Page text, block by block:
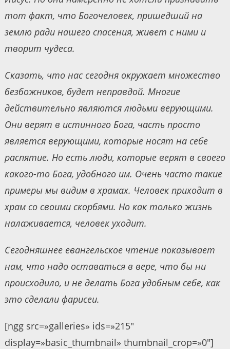
тот факт, что Богочеловек, пришедший на
землю ради нашего спасения, живет с ними и
творит чудеса.
Сказать, что нас сегодня окружает множество
безбожников, будет неправдой. Многие
действительно являются людьми верующими.
Они верят в истинного Бога, часть просто
является верующими, которые носят на себе
распятие. Но есть люди, которые верят в своего
какого-то Бога, удобного им. Очень часто такие
примеры мы видим в храмах. Человек приходит в
храм со своими скорбями. Но как только жизнь
налаживается, человек уходит.
Сегодняшнее евангельское чтение показывает
нам, что надо оставаться в вере, что бы ни
происходило, и не делать Бога удобным себе, как
это сделали фарисеи.
[ngg src=»galleries» ids=»215″
display=»basic_thumbnail» thumbnail_crop=»0″]